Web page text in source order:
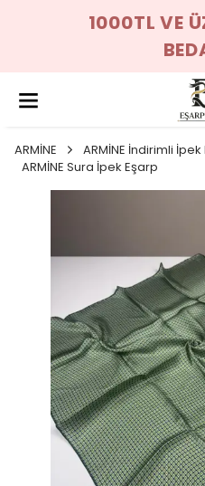
1000TL VE
ARMİNE
ARMİNE İndirimli
ARMİNE Sura İpek Eşarp